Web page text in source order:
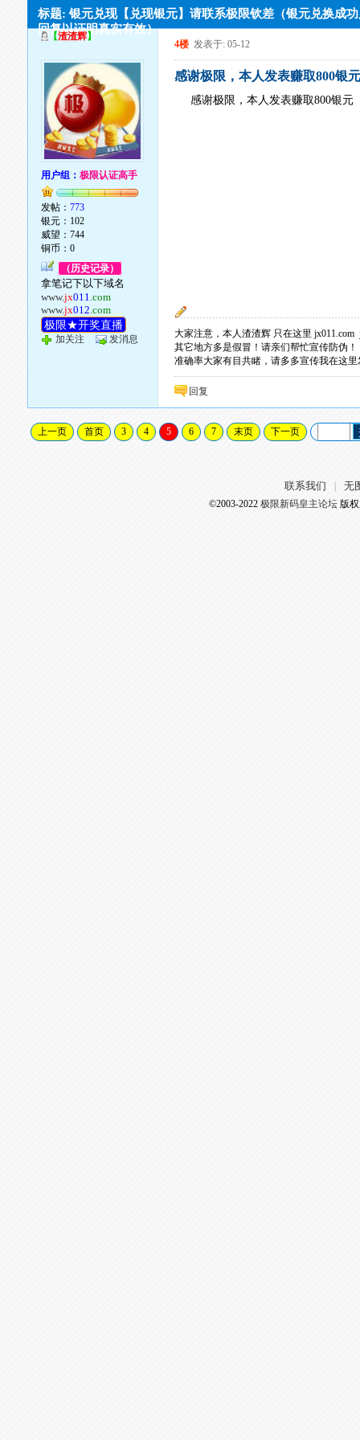
标题: 银元兑现【兑现银元】请联系极限钦差（银元兑换成
回复以证明真实有效）
【渣渣辉】
用户组：极限认证高手
发帖：773
银元：102
威望：744
铜币：0
（历史记录）
拿笔记下以下域名
www.jx011.com
www.jx012.com
极限★开奖直播
加关注 发消息
4楼 发表于: 05-12
感谢极限，本人发表赚取800银
感谢极限，本人发表赚取800银元
大家注意，本人渣渣辉 只在这里 jx011.com
其它地方多是假冒！请亲们帮忙宣传防伪！
准确率大家有目共睹，请多多宣传我在这
回复
上一页 首页 3 4 5 6 7 末页 下一页
联系我们 无
©2003-2022 极限新码皇主论坛版权